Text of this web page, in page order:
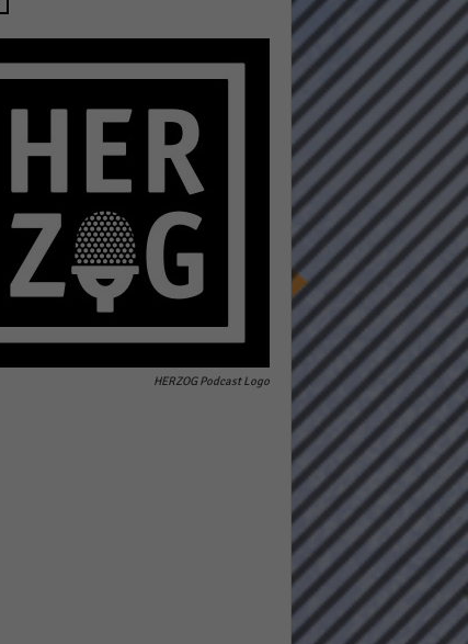
HERZOG Podcast Logo
Marketing